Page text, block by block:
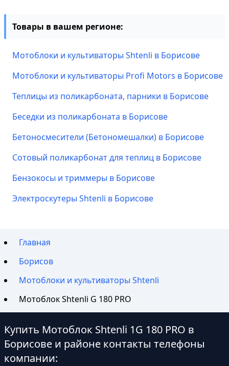
Товары в вашем регионе:
Мотоблоки и культиваторы Shtenli в Борисове
Мотоблоки и культиваторы Profi Motors в Борисове
Теплицы из поликарбоната, парники в Борисове
Беседки из поликарбоната в Борисове
Бетоносмесители (Бетономешалки) в Борисове
Сотовый поликарбонат для теплиц в Борисове
Бензокосы и триммеры в Борисове
Электроскутеры Shtenli в Борисове
Главная
Борисов
Мотоблоки и культиваторы Shtenli
Мотоблок Shtenli G 180 PRO
Купить Мотоблок Shtenli 1G 180 PRO в
Борисове и районе контакты телефоны
компании: